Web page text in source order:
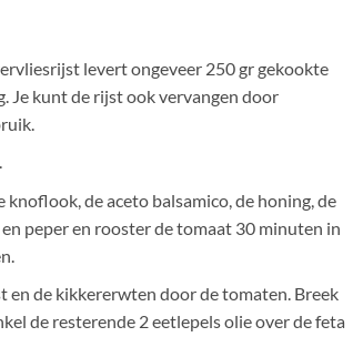
levert ongeveer 250 gr gekookte
Je kunt de rijst ook vervangen door
de aceto balsamico, de honing, de
peper en rooster de tomaat 30 minuten in
en de kikkererwten door de tomaten. Breek
de resterende 2 eetlepels olie over de feta